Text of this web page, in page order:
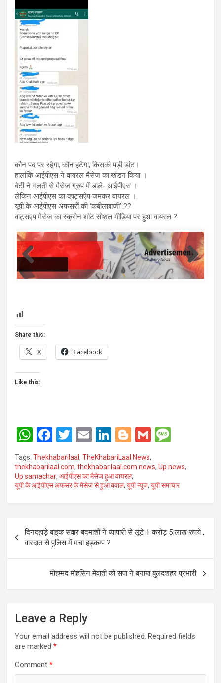
कौन पद पर रहेगा, कौन हटेगा, किसको पड़ी डांट।
हालांकि आईपीएस ने वायरल मैसेज का खंडन किया ।
बेटी ने गलती से मैसेज ग्रुप में डाले- आईपीएस ।
लेकिन आईपीएस का व्हाट्सऐप जमकर वायरल ।
यूपी के आईपीएस अफसरों की ‘कबीलाबाजी’ ??
वाट्सएप मेसेज का स्क्रीन शॉट सोशल मीडिया पर हुआ वायरल ?
Share this:
X Facebook
Like this:
W
h
at
s
A
p
F
a
ce
b
o
k
T
wi
tt
er
E
m
ail
Li
n
ke
dI
n
Bl
o
g
g
er
G
ail s
a
g
Tags: Thekhabarilaal , TheKhabariLaal News,
thekhabarilaal.com, thekhabarilaal.com news, Up news,
Up samachar, आईपीएस का मैसेज हुआ वायरल,
यूपी के आईपीएस अफसर के मैसेज से हुआ बवाल, यूपी न्यूज, यूपी समाचार
Post
navigation
दिनदहाड़े बाइक सवार बदमाशों ने व्यापारी से लूटे 1 करोड़ 5 लाख रुपये ,
वारदात से पुलिस में मचा हड़कम्प ?
मोहम्मद मोहसिन मेवाती को सपा ने बनाया बुलंदशहर प्रभारी
Leave a Reply
Your email address will not be published. Required fields
are marked *
Comment *